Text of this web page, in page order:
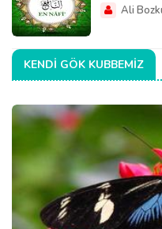
Ali
KENDI GÖK KUBBEMIZ